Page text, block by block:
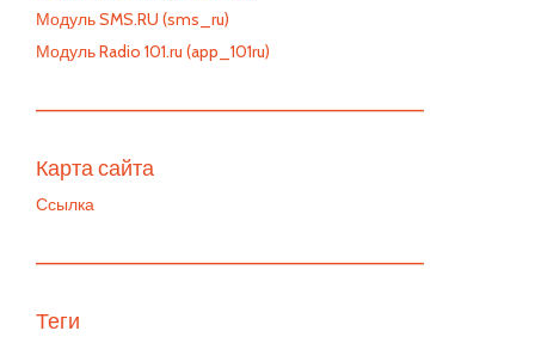
Модуль SMS.RU (sms_ru)
Модуль Radio 101.ru (app_101ru)
—————————————————————————
Карта сайта
Ссылка
—————————————————————————
Теги